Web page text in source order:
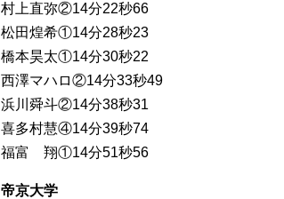
村上直弥②14分22秒66
松田煌希①14分28秒23
橋本昊太①14分30秒22
西澤マハロ②14分33秒49
浜川舜斗②14分38秒31
喜多村慧④14分39秒74
福富 翔①14分51秒56
帝京大学